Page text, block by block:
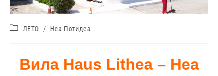
ЛЕТО / Неа Потидеа
Вила Haus Lithea – Неа